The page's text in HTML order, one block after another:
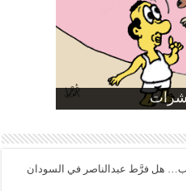
الأسعار
في مصر
هل فرَّط عبدالناصر في السودان